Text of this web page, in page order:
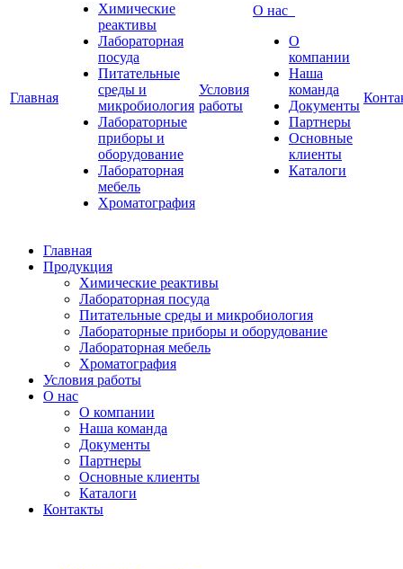
Главная
Химические
реактивы
Лабораторная
посуда
Питательные
среды и
микробиология
Лабораторные
приборы и
оборудование
Лабораторная
мебель
Хроматография
Условия
работы
О нас
О
компании
Наша
команда
Документы
Партнеры
Основные
клиенты
Каталоги
Главная
Продукция
Химические реактивы
Лабораторная посуда
Питательные среды и микробиология
Лабораторные приборы и оборудование
Лабораторная мебель
Хроматография
Условия работы
О нас
О компании
Наша команда
Документы
Партнеры
Основные клиенты
Каталоги
Контакты